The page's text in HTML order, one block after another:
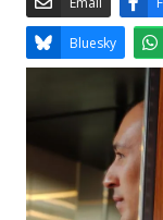
Email
Bluesky